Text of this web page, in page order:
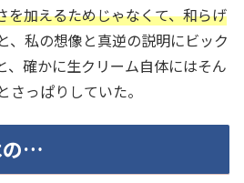
を加えるためじゃなくて、和らげ
と、私の想像と真逆の説明にビック
、確かに生クリーム自体にはそん
っぱりしていた。
の…